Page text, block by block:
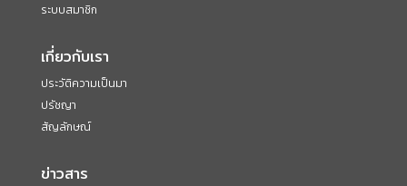
ระบบสมาชิก
เกี่ยวกับเรา
ประวัติความเป็นมา
ปรัชญา
สัญลักษณ์
ข่าวสาร